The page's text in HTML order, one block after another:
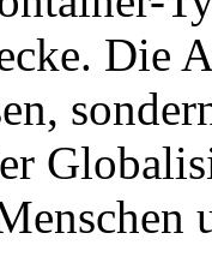
Die